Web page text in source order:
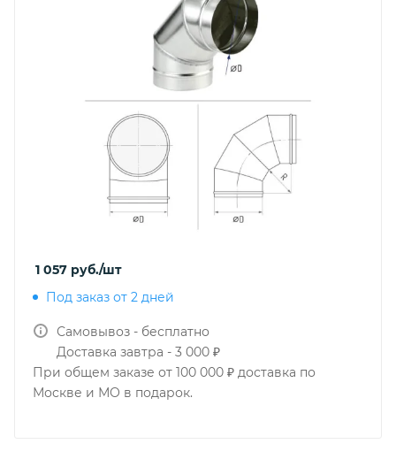
1 057 руб./шт
Под заказ от 2 дней
Самовывоз - бесплатно
Доставка завтра - 3 000 ₽
При общем заказе от 100 000 ₽ доставка по
Москве и МО в подарок.